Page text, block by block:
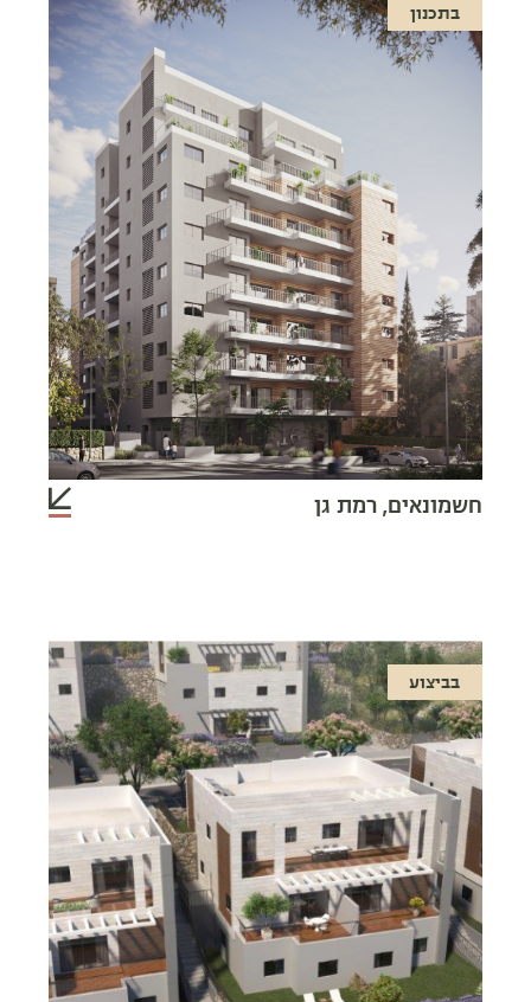
בתכנון
חשמונאים, רמת גן
בביצוע